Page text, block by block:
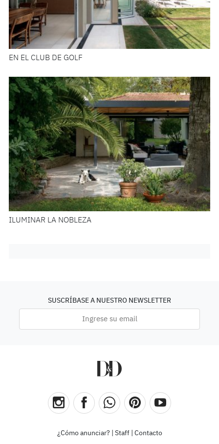
EN EL CLUB DE GOLF
ILUMINAR LA NOBLEZA
SUSCRÍBASE A NUESTRO NEWSLETTER
¿Cómo anunciar? Staff| Contacto